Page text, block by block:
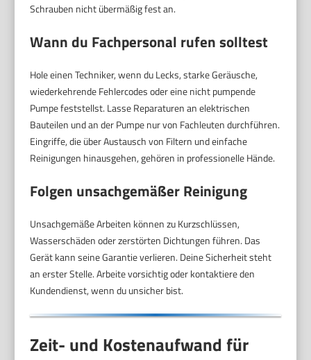
Schrauben nicht übermäßig fest an.
Wann du Fachpersonal rufen solltest
Hole einen Techniker, wenn du Lecks, starke Geräusche,
wiederkehrende Fehlercodes oder eine nicht pumpende
Pumpe feststellst. Lasse Reparaturen an elektrischen
Bauteilen und an der Pumpe nur von Fachleuten durchführen.
Eingriffe, die über Austausch von Filtern und einfache
Reinigungen hinausgehen, gehören in professionelle Hände.
Folgen unsachgemäßer Reinigung
Unsachgemäße Arbeiten können zu Kurzschlüssen,
Wasserschäden oder zerstörten Dichtungen führen. Das
Gerät kann seine Garantie verlieren. Deine Sicherheit steht
an erster Stelle. Arbeite vorsichtig oder kontaktiere den
Kundendienst, wenn du unsicher bist.
Zeit- und Kostenaufwand für